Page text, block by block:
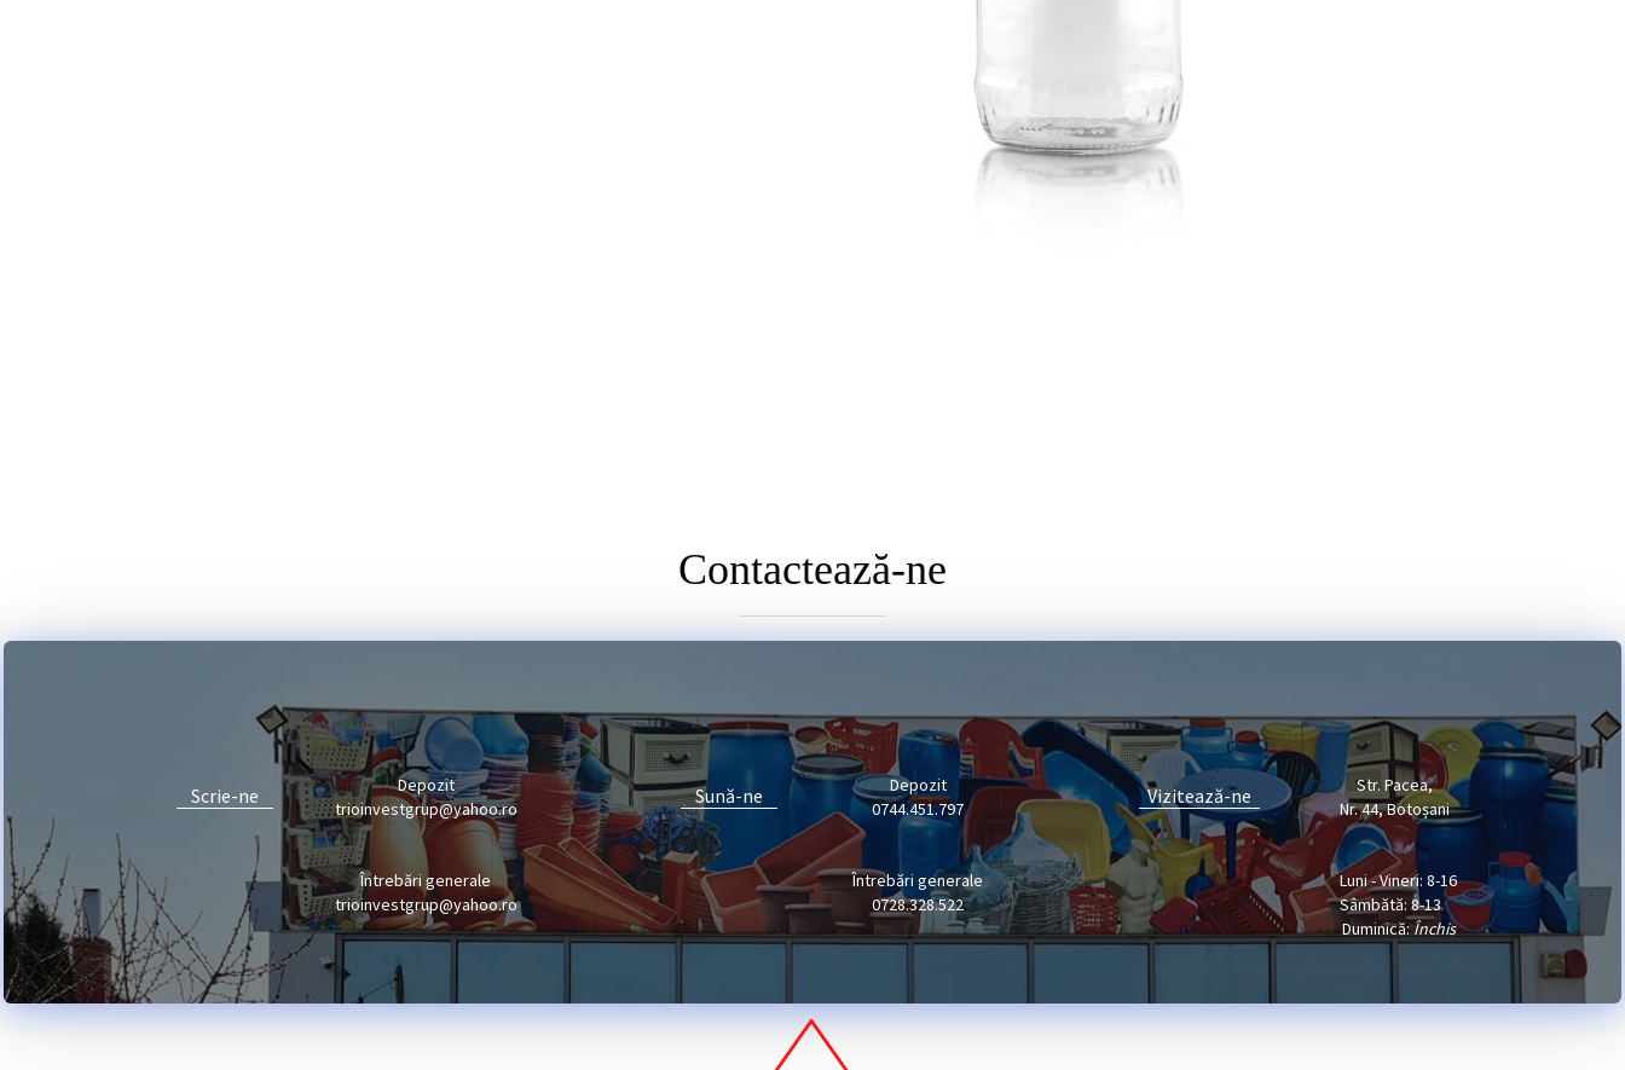
Contactează-ne
Scrie-ne
Depozit
trioinvestgrup@yahoo.ro
Întrebări generale
trioinvestgrup@yahoo.ro
Sună-ne
Depozit
0744.451.797
Întrebări generale
0728.328.522
Vizitează-ne
Str. Pacea,
Nr. 44, Botoșani
Luni - Vineri: 8-16
Sâmbătă: 8-13
Duminică:Închis